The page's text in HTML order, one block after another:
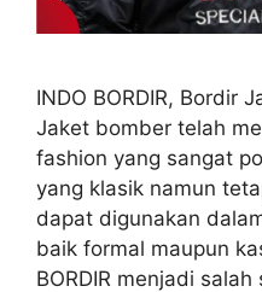
INDO BORDIR, Bordir
Jaket bomber telah
fashion yang sangat
yang klasik namun
dapat digunakan
baik formal maupun
BORDIR menjadi